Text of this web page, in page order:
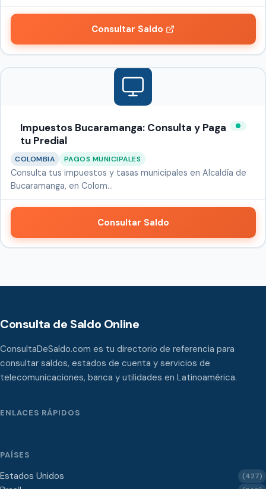
Consultar Saldo
Impuestos Bucaramanga: Consulta y Paga
tu Predial
COLOMBIA PAGOS MUNICIPALES
Consulta tus impuestos y tasas municipales en Alcaldía de
Bucaramanga, en Colom…
Consultar Saldo
Consulta de Saldo Online
ConsultaDeSaldo.com es tu directorio de referencia para
consultar saldos, estados de cuenta y servicios de
telecomunicaciones, banca y utilidades en Latinoamérica.
ENLACES RÁPIDOS
PAÍSES
Estados Unidos (427)